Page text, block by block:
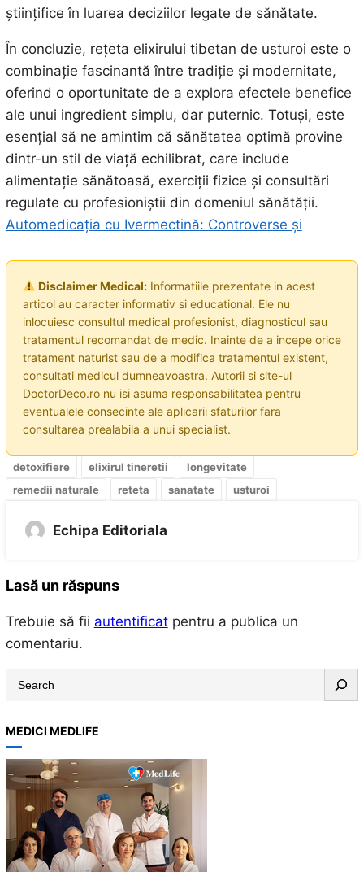
științifice în luarea deciziilor legate de sănătate.
În concluzie, rețeta elixirului tibetan de usturoi este o
combinație fascinantă între tradiție și modernitate,
oferind o oportunitate de a explora efectele benefice
ale unui ingredient simplu, dar puternic. Totuși, este
esențial să ne amintim că sănătatea optimă provine
dintr-un stil de viață echilibrat, care include
alimentație sănătoasă, exerciții fizice și consultări
regulate cu profesioniștii din domeniul sănătății.
Automedicația cu Ivermectină: Controverse și
Disclaimer Medical:Informatiile prezentate in acest
articol au caracter informativ si educational. Ele nu
inlocuiesc consultul medical profesionist, diagnosticul sau
tratamentul recomandat de medic. Inainte de a incepe orice
tratament naturist sau de a modifica tratamentul existent,
consultati medicul dumneavoastra. Autorii si site-ul
DoctorDeco.ro nu isi asuma responsabilitatea pentru
eventualele consecinte ale aplicarii sfaturilor fara
consultarea prealabila a unui specialist.
detoxifiere elixirul tineretii
longevitate
remedii naturale
reteta sanatate usturoi
Echipa Editoriala
Lasă un răspuns
Trebuie să fii autentificatpentru a publica un
comentariu.
r
c
h
MEDICI MEDLIFE